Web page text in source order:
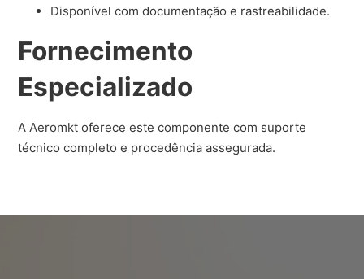
Disponível com documentação e rastreabilidade.
Fornecimento
Especializado
A Aeromkt oferece este componente com suporte
técnico completo e procedência assegurada.